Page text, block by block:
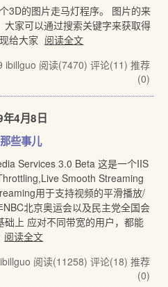
3D的图片走马灯程序。 图片的来
家可以通过搜索关键字来获取得
给大家 阅读全文
ibillguo 阅读(7470) 评论(11) 推荐
(0)
4月8日
些事儿
Services 3.0 Beta 这是一个IIS
Smooth Streaming
用于支持视频的平滑播放/
北京奥运会以及民主党全国会
上 应对不同带宽的用户，都能
阅读全文
阅读(11258) 评论(18) 推荐
(0)